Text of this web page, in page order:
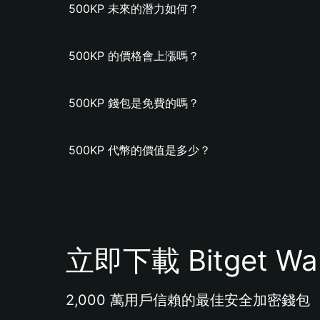
500KP 未來的潛力如何？
500KP 的價格會上漲嗎？
500KP 錢包是免費的嗎？
500KP 代幣的價值是多少？
立即下載 Bitget
2,000 萬用戶信賴的最佳安全加密錢包